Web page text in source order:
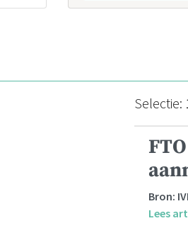
Selectie:
Bron:
Lees